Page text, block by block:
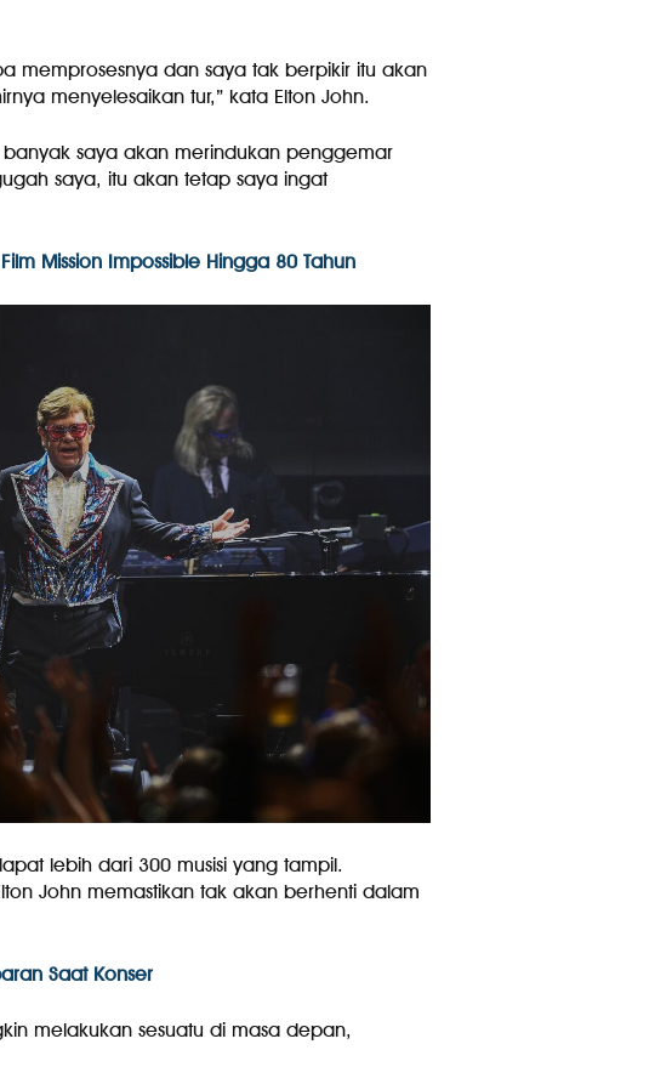
memprosesnya dan saya tak berpikir itu akan
menyelesaikan tur,” kata Elton John.
saya akan merindukan penggemar
saya, itu akan tetap saya ingat
Mission Impossible Hingga 80 Tahun
lebih dari 300 musisi yang tampil.
John memastikan tak akan berhenti dalam
Saat Konser
melakukan sesuatu di masa depan,